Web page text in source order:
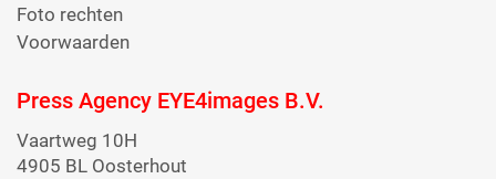
Foto rechten
Voorwaarden
Press Agency EYE4images B.V.
Vaartweg 10H
4905 BL Oosterhout